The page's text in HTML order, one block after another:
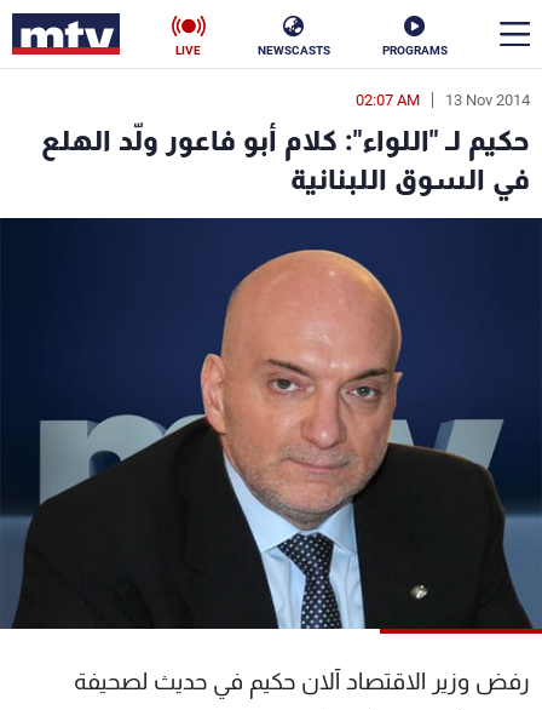
PROGRAMS
NEWSCASTS
LIVE
13 Nov 2014
02:07 AM
حكيم لـ "اللواء": كلام أبو فاعور ولّد الهلع
في السوق اللبنانية
رفض وزير الاقتصاد آلان حكيم في حديث لصحيفة
en
الأخبار
سياسة ناس
فن
رياضة
البرامج
جدول البرامج
شاهد البرامج
الترددات
عن MTV
وظائف